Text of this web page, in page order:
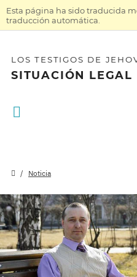
Esta página ha sido traducida
traducción automática.
LOS TESTIGOS DE
SITUACIÓN LEGAL
Noticia